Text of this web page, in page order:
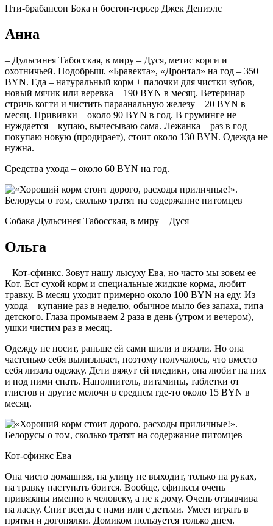
Пти-брабансон Бока и бостон-терьер Джек Дениэлс
Анна
– Дульсинея Табосская, в миру – Дуся, метис корги и
охотничьей. Подобрыш. «Бравекта», «Дронтал» на год – 350
BYN. Еда – натуральный корм + палочки для чистки зубов,
новый мячик или веревка – 190 BYN в месяц. Ветеринар –
стричь когти и чистить параанальную железу – 20 BYN в
месяц. Прививки – около 90 BYN в год. В груминге не
нуждается – купаю, вычесываю сама. Лежанка – раз в год
покупаю новую (продирает), стоит около 130 BYN. Одежда не
нужна.
Средства ухода – около 60 BYN на год.
Собака Дульсинея Табосская, в миру – Дуся
Ольга
– Кот-сфинкс. Зовут нашу лысуху Ева, но часто мы зовем ее
Кот. Ест сухой корм и специальные жидкие корма, любит
травку. В месяц уходит примерно около 100 BYN на еду. Из
ухода – купание раз в неделю, обычное мыло без запаха, типа
детского. Глаза промываем 2 раза в день (утром и вечером),
ушки чистим раз в месяц.
Одежду не носит, раньше ей сами шили и вязали. Но она
частенько себя вылизывает, поэтому получалось, что вместо
себя лизала одежку. Дети вяжут ей пледики, она любит на них
и под ними спать. Наполнитель, витамины, таблетки от
глистов и другие мелочи в среднем где-то около 15 BYN в
месяц.
Кот-сфинкс Ева
Она чисто домашняя, на улицу не выходит, только на руках,
на травку наступать боится. Вообще, сфинксы очень
привязаны именно к человеку, а не к дому. Очень отзывчива
на ласку. Спит всегда с нами или с детьми. Умеет играть в
прятки и догонялки. Домиком пользуется только днем.